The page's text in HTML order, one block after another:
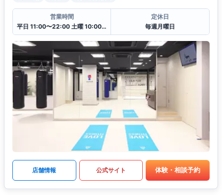
営業時間
平日 11:00〜22:00 土曜 10:00〜20:00 日・祝 10:00〜18:00
定休日
毎週月曜日
店舗情報 公式サイト 体験・相談予約